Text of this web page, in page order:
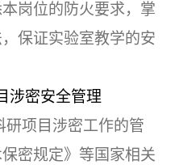
岗位的防火要求，掌
保证实验室教学的安
涉密安全管理
研项目涉密工作的管
密规定》等国家相关